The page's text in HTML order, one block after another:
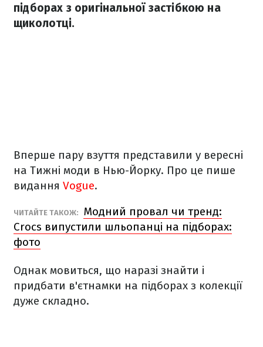
підборах з оригінальної застібкою на
щиколотці.
Вперше пару взуття представили у вересні
на Тижні моди в Нью-Йорку. Про це пише
видання Vogue.
ЧИТАЙТЕ ТАКОЖ:
Модний провал чи тренд:
Crocs випустили шльопанці на підборах:
фото
Однак мовиться, що наразі знайти і
придбати в'єтнамки на підборах з колекції
дуже складно.